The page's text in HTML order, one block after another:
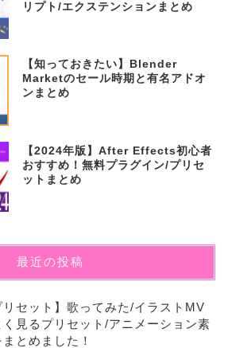
リプト/エクステンションまとめ
【知っておきたい】Blender
Marketのセール時期と有名アドオ
ンまとめ
【2024年版】After Effects初心者
おすすめ！無料プラグイン/プリセ
ットまとめ
最近の投稿
リセット】歌ってみた/イラストMV
く見るプリセット/アニメーション素
とめました！